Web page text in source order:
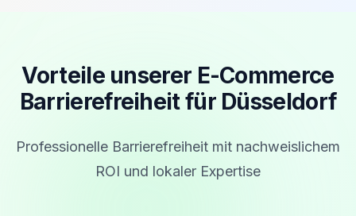
Vorteile unserer E-Commerce
Barrierefreiheit für Düsseldorf
Professionelle Barrierefreiheit mit nachweislichem
ROI und lokaler Expertise